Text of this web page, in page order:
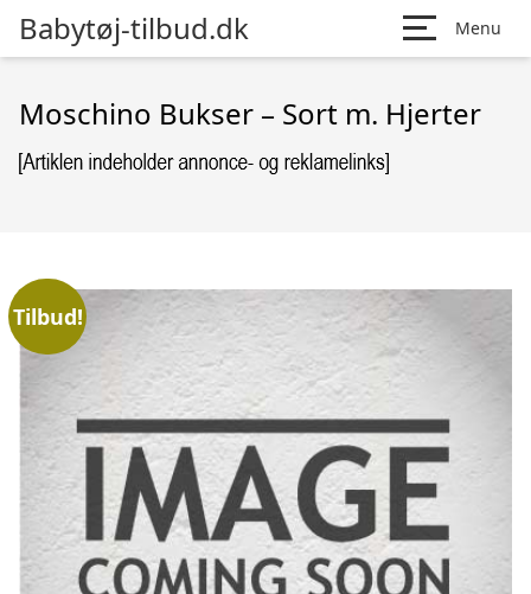
Babytøj-tilbud.dk Menu
Moschino Bukser – Sort m. Hjerter
Tilbud!